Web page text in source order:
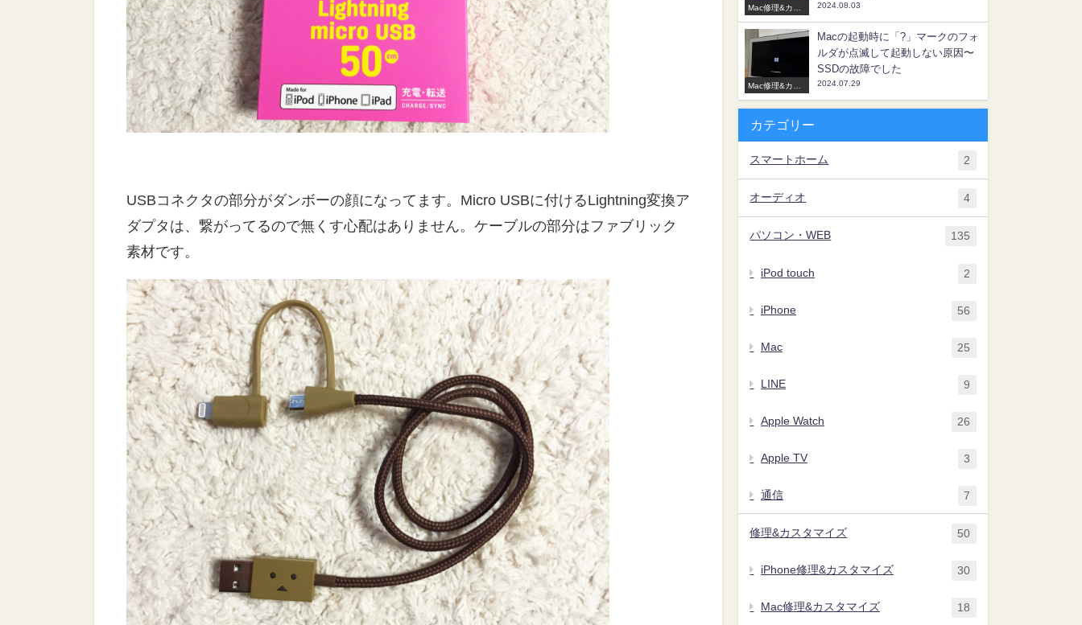
USBコネクタの部分がダンボーの顔になってます。Micro USBに付けるLightning変換ア
ダプタは、繋がってるので無くす心配はありません。ケーブルの部分はファブリック
素材です。
Mac修理&カス
2024.08.03
Mac修理&カス
Macの起動時に「?」マークのフォ
ルダが点滅して起動しない原因〜
SSDの故障でした
2024.07.29
カテゴリー
スマートホーム 2
オーディオ 4
パソコン・WEB 135
iPod touch 2
iPhone 56
Mac 25
LINE 9
Apple Watch 26
Apple TV 3
通信 7
修理&カスタマイズ 50
iPhone修理&カスタマイズ 30
Mac修理&カスタマイズ 18